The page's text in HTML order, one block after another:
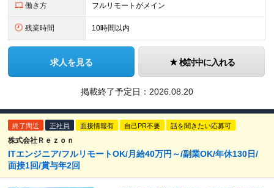
働き方 フルリモートがメイン
残業時間 10時間以内
求人を見る 検討中に入れる
掲載終了予定日： 2026.08.20
終了間近 正社員 面接情報有 自己PR不要 話を聞きたい応募可
株式会社Ｒｅｚｏｎ
ITエンジニア/フルリモートOK/月給40万円～/副業OK/年休130日/
面接1回/賞与年2回